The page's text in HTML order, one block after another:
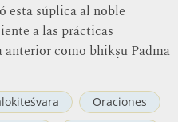
esta súplica al noble
a las prácticas
anterior como bhikṣu Padma
Oraciones